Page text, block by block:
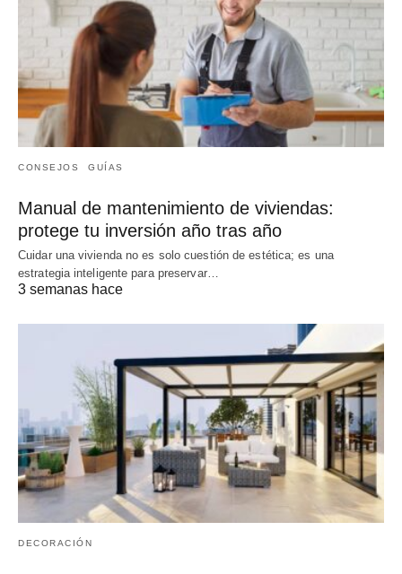
CONSEJOS GUÍAS
Manual de mantenimiento de viviendas:
protege tu inversión año tras año
Cuidar una vivienda no es solo cuestión de estética; es una
estrategia inteligente para preservar…
3 semanas hace
DECORACIÓN